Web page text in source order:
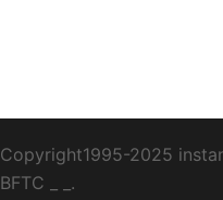
Copyright1995-2025
BFTC _ _.